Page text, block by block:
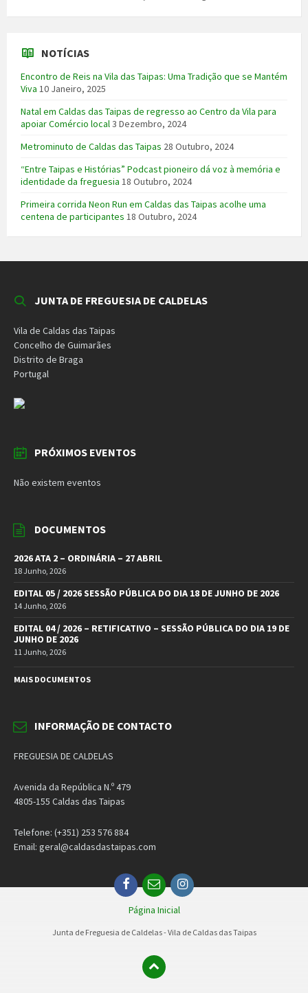
NOTÍCIAS
Encontro de Reis na Vila das Taipas: Uma Tradição que se Mantém
Viva 10 Janeiro, 2025
Natal em Caldas das Taipas de regresso ao Centro da Vila para
apoiar Comércio local3 Dezembro, 2024
Metrominuto de Caldas das Taipas 28 Outubro, 2024
“Entre Taipas e Histórias” Podcast pioneiro dá voz à memória e
identidade da freguesia 18 Outubro, 2024
Primeira corrida Neon Run em Caldas das Taipas acolhe uma
centena de participantes 18 Outubro, 2024
JUNTA DE FREGUESIA DE CALDELAS
Vila de Caldas das Taipas
Concelho de Guimarães
Distrito de Braga
Portugal
PRÓXIMOS EVENTOS
Não existem eventos
DOCUMENTOS
2026 ATA 2 – ORDINÁRIA – 27 ABRIL
18 Junho, 2026
EDITAL 05 / 2026 SESSÃO PÚBLICA DO DIA 18 DE JUNHO DE 2026
14 Junho, 2026
EDITAL 04 / 2026 – RETIFICATIVO – SESSÃO PÚBLICA DO DIA 19 DE
JUNHO DE 2026
11 Junho, 2026
MAIS DOCUMENTOS
INFORMAÇÃO DE CONTACTO
FREGUESIA DE CALDELAS
Avenida da República N.º 479
4805-155 Caldas das Taipas
Telefone: (+351) 253 576 884
Email: geral@caldasdastaipas.com
Facebook
EmailInstagram
Página Inicial
Junta de Freguesia de Caldelas - Vila de Caldas das Taipas